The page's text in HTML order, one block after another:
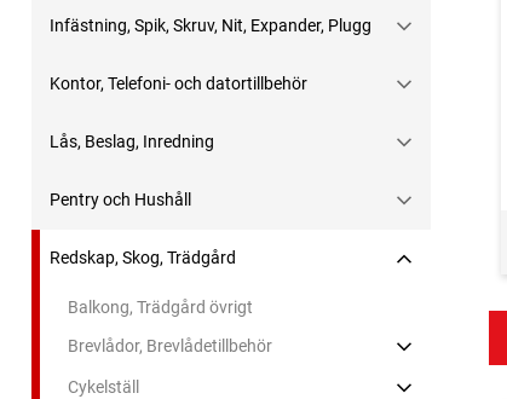
Infästning, Spik, Skruv, Nit, Expander, Plugg
Kontor, Telefoni- och datortillbehör
Lås, Beslag, Inredning
Pentry och Hushåll
Redskap, Skog, Trädgård
Balkong, Trädgård övrigt
Brevlådor, Brevlådetillbehör
Cykelställ